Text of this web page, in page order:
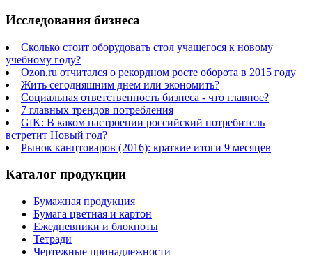
Исследования бизнеса
Сколько стоит оборудовать стол учащегося к новому
учебному году?
Ozon.ru отчитался о рекордном росте оборота в 2015 году
Жить сегодняшним днем или экономить?
Социальная ответственность бизнеса - что главное?
7 главных трендов потребления
GfK: В каком настроении российский потребитель
встретит Новый год?
Рынок канцтоваров (2016): краткие итоги 9 месяцев
Каталог продукции
Бумажная продукция
Бумага цветная и картон
Ежедневники и блокноты
Тетради
Чертежные принадлежности